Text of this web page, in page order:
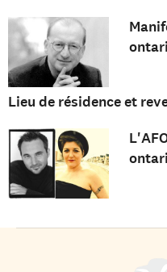
Lieu de résidence et